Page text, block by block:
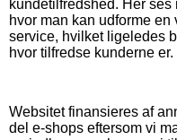
kundetilfredshed. Her
hvor man kan udforme
service, hvilket ligeledes
hvor tilfredse kunderne er.
Websitet finansieres af
del e-shops eftersom vi